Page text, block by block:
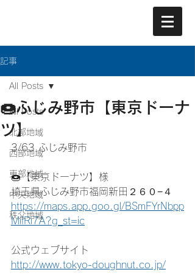
記事
All Posts
北部地域
西部地域
東部地域
中央地域
秩父地域
All Posts
🍩ふじみ野市【東京ドーナ
ツ】
3/63 ふじみ野市
🍩【東京ドーナツ】様
埼玉県ふじみ野市福岡新田２６０−４
https://maps.app.goo.gl/BSmFYrNbpp
MifRi7A?g_st=ic
公式ウェブサイト
http://www.tokyo-doughnut.co.jp/